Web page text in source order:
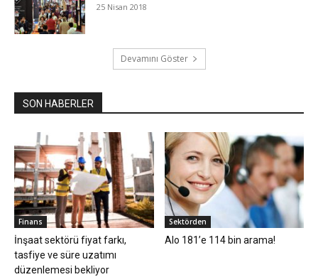
25 Nisan 2018
Devamını Göster
SON HABERLER
Finans
İnşaat sektörü fiyat farkı,
tasfiye ve süre uzatımı
düzenlemesi bekliyor
Sektörden
Alo 181’e 114 bin arama!